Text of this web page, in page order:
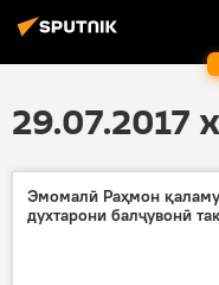
29.07.2017
Эмомалӣ Раҳмон
духтарони балҷувонӣ